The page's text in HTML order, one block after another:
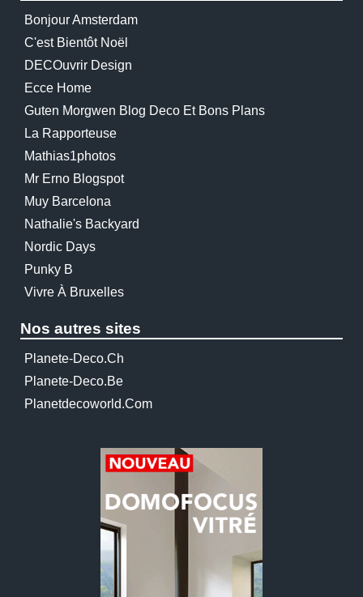
Bonjour Amsterdam
C'est Bientôt Noël
DECOuvrir Design
Ecce Home
Guten Morgwen Blog Deco Et Bons Plans
La Rapporteuse
Mathias1photos
Mr Erno Blogspot
Muy Barcelona
Nathalie's Backyard
Nordic Days
Punky B
Vivre À Bruxelles
Nos autres sites
Planete-Deco.ch
Planete-Deco.be
Planetdecoworld.com